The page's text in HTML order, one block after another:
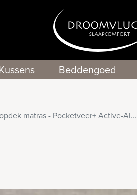
Beddengoed
matras - Pocketveer+ Active-Ai...